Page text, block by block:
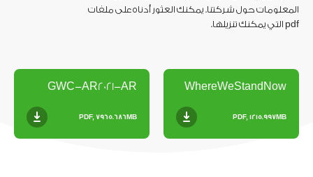
المعلومات حول شركتنا. يمكنك العثور أدناه على ملفات
pdf التي يمكنك تنزيلها.
WhereWeStandNow
PDF, 1215.997MB
GWC-AR2021-AR
PDF, 7965.686MB